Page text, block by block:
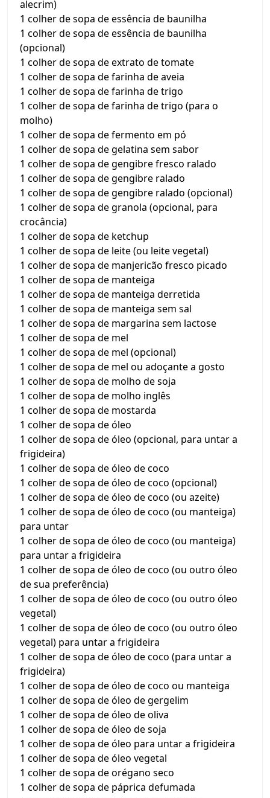
alecrim)
1 colher de sopa de essência de baunilha
1 colher de sopa de essência de baunilha
(opcional)
1 colher de sopa de extrato de tomate
1 colher de sopa de farinha de aveia
1 colher de sopa de farinha de trigo
1 colher de sopa de farinha de trigo (para o
molho)
1 colher de sopa de fermento em pó
1 colher de sopa de gelatina sem sabor
1 colher de sopa de gengibre fresco ralado
1 colher de sopa de gengibre ralado
1 colher de sopa de gengibre ralado (opcional)
1 colher de sopa de granola (opcional, para
crocância)
1 colher de sopa de ketchup
1 colher de sopa de leite (ou leite vegetal)
1 colher de sopa de manjericão fresco picado
1 colher de sopa de manteiga
1 colher de sopa de manteiga derretida
1 colher de sopa de manteiga sem sal
1 colher de sopa de margarina sem lactose
1 colher de sopa de mel
1 colher de sopa de mel (opcional)
1 colher de sopa de mel ou adoçante a gosto
1 colher de sopa de molho de soja
1 colher de sopa de molho inglês
1 colher de sopa de mostarda
1 colher de sopa de óleo
1 colher de sopa de óleo (opcional, para untar a
frigideira)
1 colher de sopa de óleo de coco
1 colher de sopa de óleo de coco (opcional)
1 colher de sopa de óleo de coco (ou azeite)
1 colher de sopa de óleo de coco (ou manteiga)
para untar
1 colher de sopa de óleo de coco (ou manteiga)
para untar a frigideira
1 colher de sopa de óleo de coco (ou outro óleo
de sua preferência)
1 colher de sopa de óleo de coco (ou outro óleo
vegetal)
1 colher de sopa de óleo de coco (ou outro óleo
vegetal) para untar a frigideira
1 colher de sopa de óleo de coco (para untar a
frigideira)
1 colher de sopa de óleo de coco ou manteiga
1 colher de sopa de óleo de gergelim
1 colher de sopa de óleo de oliva
1 colher de sopa de óleo de soja
1 colher de sopa de óleo para untar a frigideira
1 colher de sopa de óleo vegetal
1 colher de sopa de orégano seco
1 colher de sopa de páprica defumada